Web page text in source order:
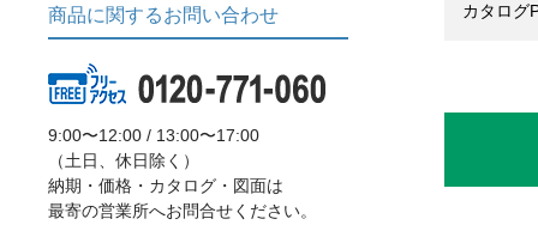
カタログ
商品に関するお問い合わせ
9:00〜12:00 / 13:00〜17:00
（土日、休日除く）
納期・価格・カタログ・図面は
最寄の営業所へお問合せください。